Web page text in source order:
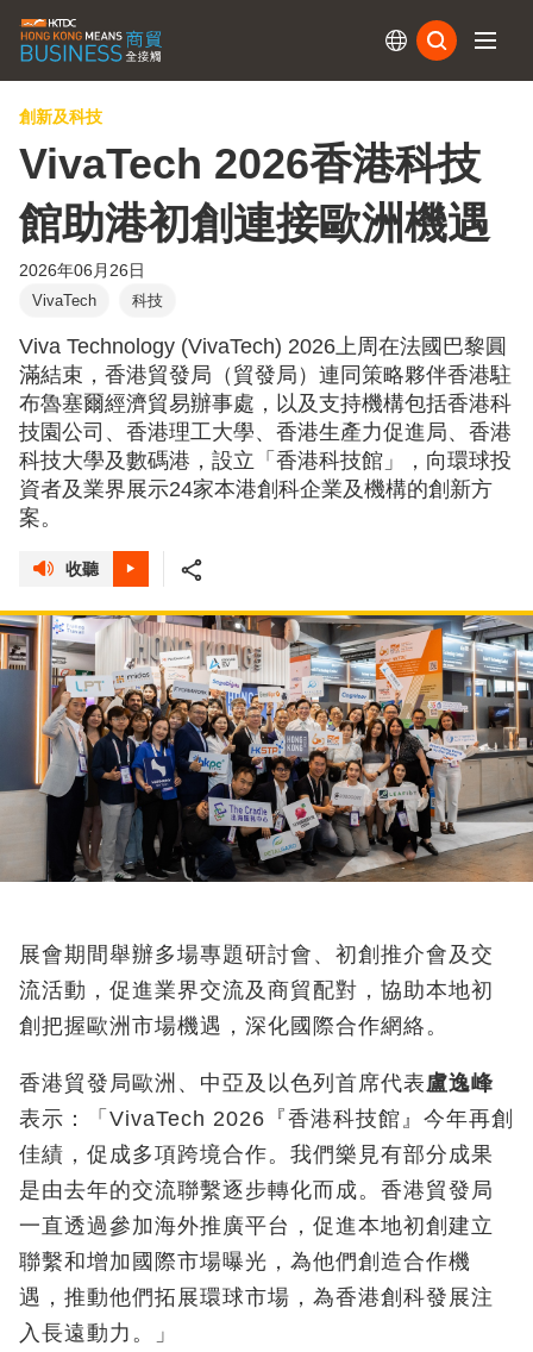
創新及科技
VivaTech 2026香港科技
館助港初創連接歐洲機遇
2026年06月26日
VivaTech 科技
Viva Technology (VivaTech) 2026上周在法國巴黎圓
滿結束，香港貿發局（貿發局）連同策略夥伴香港駐
布魯塞爾經濟貿易辦事處，以及支持機構包括香港科
技園公司、香港理工大學、香港生產力促進局、香港
科技大學及數碼港，設立「香港科技館」，向環球投
資者及業界展示24家本港創科企業及機構的創新方
案。
收聽
展會期間舉辦多場專題研討會、初創推介會及交
流活動，促進業界交流及商貿配對，協助本地初
創把握歐洲市場機遇，深化國際合作網絡。
香港貿發局歐洲、中亞及以色列首席代表盧逸峰
表示：「VivaTech 2026『香港科技館』今年再創
佳績，促成多項跨境合作。我們樂見有部分成果
是由去年的交流聯繫逐步轉化而成。香港貿發局
一直透過參加海外推廣平台，促進本地初創建立
聯繫和增加國際市場曝光，為他們創造合作機
遇，推動他們拓展環球市場，為香港創科發展注
入長遠動力。」